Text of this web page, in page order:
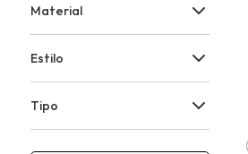
Material
Estilo
Tipo